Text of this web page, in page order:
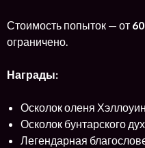
Стоимость попыток — от 60
ограничено.
Награды:
Осколок оленя
Осколок бунтарского
Легендарная